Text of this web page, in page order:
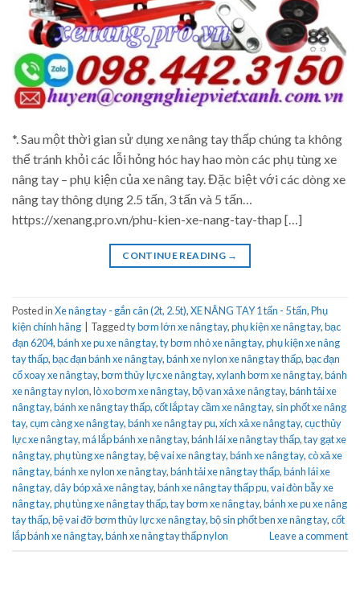
*. Sau một thời gian sử dụng xe nâng tay thấp chúng ta không
thể tránh khỏi các lỗi hỏng hóc hay hao mòn các phụ tùng xe
nâng tay – phụ kiện của xe nâng tay. Đặc biệt với các dòng xe
nâng tay thông dụng 2.5 tấn, 3 tấn và 5 tấn…
https://xenang.pro.vn/phu-kien-xe-nang-tay-thap […]
CONTINUE READING →
Posted inXe nâng tay - gắn cân (2t, 2.5t),XE NÂNG TAY 1 tấn - 5 tấn,Phụ
kiện chính hãng
Taggedty bơm lớn xe nâng tay,phụ kiện xe nâng tay,bạc
đạn 6204,bánh xe pu xe nâng tay,ty bơm nhỏ xe nâng tay,phụ kiện xe nâng
tay thấp,bạc đạn bánh xe nâng tay,bánh xe nylon xe nâng tay thấp,bạc đạn
cổ xoay xe nâng tay,bơm thủy lực xe nâng tay,xylanh bơm xe nâng tay,bánh
xe nâng tay nylon,lò xo bơm xe nâng tay,bộ van xả xe nâng tay,bánh tải xe
nâng tay,bánh xe nâng tay thấp,cốt lắp tay cầm xe nâng tay, sin phốt xe nâng
tay,cụm càng xe nâng tay,bánh xe nâng tay pu,xích xả xe nâng tay,cục thủy
lực xe nâng tay,má lắp bánh xe nâng tay,bánh lái xe nâng tay thấp,tay gạt xe
nâng tay,phụ tùng xe nâng tay,bệ vai xe nâng tay,bánh xe nâng tay,cò xả xe
nâng tay,bánh xe nylon xe nâng tay,bánh tải xe nâng tay thấp,bánh lái xe
nâng tay,dây bóp xả xe nâng tay,bánh xe nâng tay thấp pu,vai đòn bẫy xe
nâng tay,phụ tùng xe nâng tay thấp,tay bơm xe nâng tay,bánh xe pu xe nâng
tay thấp,bệ vai đỡ bơm thủy lực xe nâng tay,bộ sin phốt ben xe nâng tay,cốt
lắp bánh xe nâng tay,bánh xe nâng tay thấp nylon Leave a comment